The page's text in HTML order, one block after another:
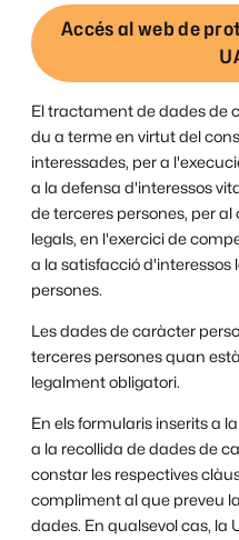
Accés al web de
El tractament de dades de
du a terme en virtut del
interessades, per a
a la defensa d'interessos
de terceres persones, per
legals, en l'exercici de
a la satisfacció d'interessos
persones.
Les dades de caràcter
terceres persones quan
legalment obligatori.
En els formularis inserits a
a la recollida de dades de
constar les respectives
compliment al que preveu
dades. En qualsevol cas, la